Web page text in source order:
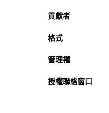
貢獻者
格式
管理權
授權聯絡窗口